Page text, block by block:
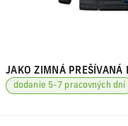
JAKO ZIMNÁ PREŠÍVANÁ
dodanie 5-7 pracovných dní